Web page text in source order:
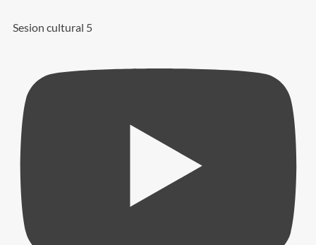
Sesion cultural 5